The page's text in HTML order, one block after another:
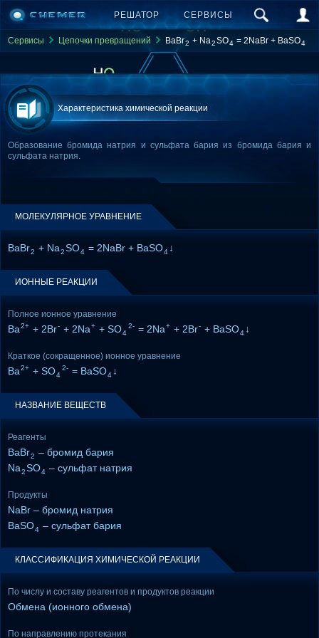
РЕШАТОР СЕРВИСЫ
Сервисы Цепочки превращений BaBr2 + Na2SO4 = 2NaBr + BaSO4
Характеристика химической реакции
Образование бромида натрия и сульфата бария из бромида бария и
сульфата натрия.
МОЛЕКУЛЯРНОЕ УРАВНЕНИЕ
BaBr2 + Na2SO4 = 2NaBr + BaSO4 ↓
ИОННЫЕ РЕАКЦИИ
Полное ионное уравнение
Ba2+ + 2Br- + 2Na+ + SO4
2- = 2Na+ + 2Br- + BaSO4 ↓
Краткое (сокращенное) ионное уравнение
Ba2+ + SO4
2- = BaSO4 ↓
НАЗВАНИЕ ВЕЩЕСТВ
Реагенты
BaBr2 – бромид бария
Na2SO4 – сульфат натрия
Продукты
NaBr – бромид натрия
BaSO4 – сульфат бария
КЛАССИФИКАЦИЯ ХИМИЧЕСКОЙ РЕАКЦИИ
По числу и составу реагентов и продуктов реакции
Обмена (ионного обмена)
По направлению протекания